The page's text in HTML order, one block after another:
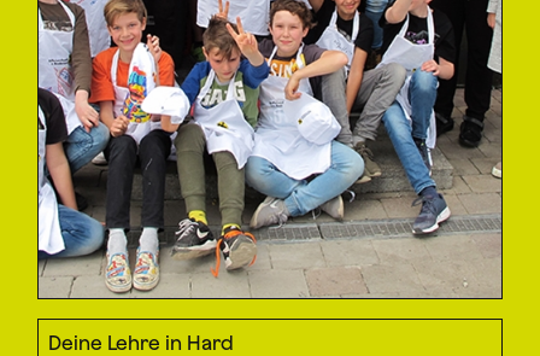
Deine Lehre in Hard